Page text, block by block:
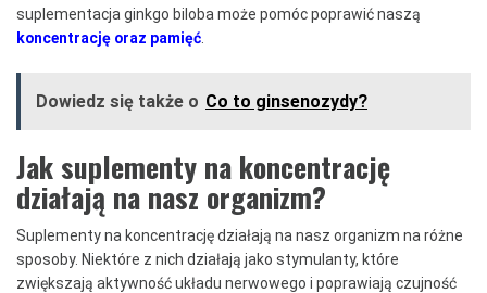
suplementacja ginkgo biloba może pomóc poprawić naszą
koncentrację oraz pamięć
Dowiedz się także o Co to ginsenozydy?
Jak suplementy na koncentrację
działają na nasz organizm?
Suplementy na koncentrację działają na nasz organizm na różne
sposoby. Niektóre z nich działają jako stymulanty, które
zwiększają aktywność układu nerwowego i poprawiają czujność